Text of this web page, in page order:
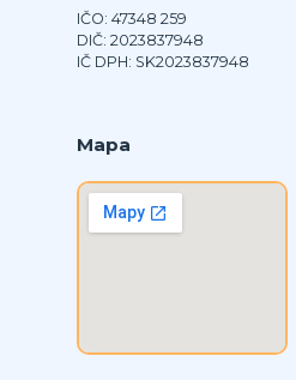
IČO: 47348 259
DIČ: 2023837948
IČ DPH: SK2023837948
Mapa